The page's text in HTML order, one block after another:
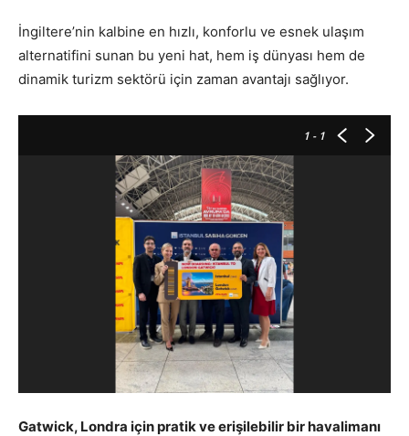
İngiltere’nin kalbine en hızlı, konforlu ve esnek ulaşım
alternatifini sunan bu yeni hat, hem iş dünyası hem de
dinamik turizm sektörü için zaman avantajı sağlıyor.
1 - 1
Gatwick, Londra için pratik ve erişilebilir bir havalimanı